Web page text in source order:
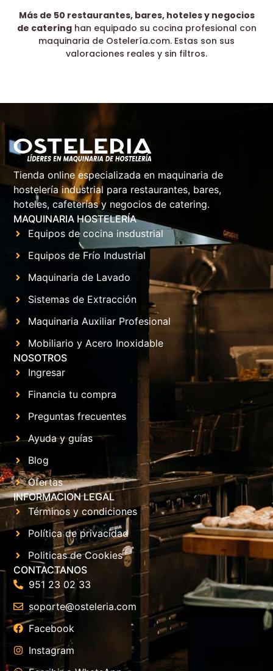
Más de 50 restaurantes, bares, hoteles y negocios
de cateringhan equipado su cocina profesional con
maquinaria de Ostelería.com. Estas son sus
valoraciones reales y sin filtros.
Tienda online especializada en maquinaria de
hostelería industrial para restaurantes, bares,
hoteles, cafeterías y negocios de catering.
MAQUINARIA HOSTELERÍA
Equipos de cocina insdustrial
Equipos de Frío Industrial
Maquinaria de Lavado
Sistemas de Extracción
Maquinaria Auxiliar Profesional
Mobiliario y Acero Inoxidable
NOSOTROS
Ingresar
Financia tu compra
Preguntas frecuentes
Ayuda y guías
Blog
Ofertas
INFORMACION LEGAL
Términos y condiciones
Política de privacidad
Politicas de Cookies
CONTACTANOS
951 23 02 33
soporte@osteleria.com
Facebook
Instagram